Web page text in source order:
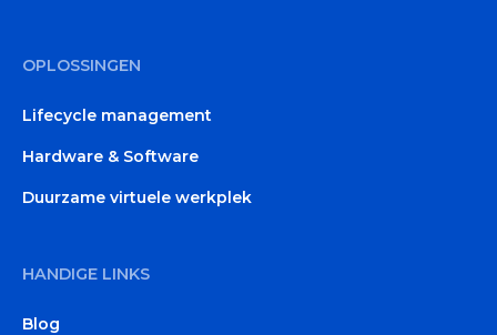
OPLOSSINGEN
Lifecycle management
Hardware & Software
Duurzame virtuele werkplek
HANDIGE LINKS
Blog